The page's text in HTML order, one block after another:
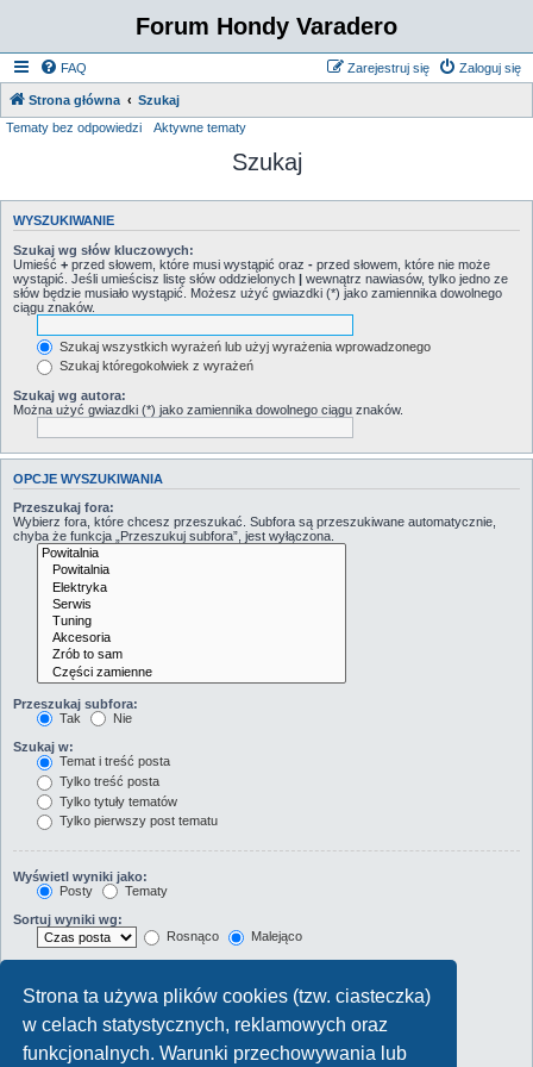
Strona ta używa plików cookies (tzw. ciasteczka)
w celach statystycznych, reklamowych oraz
funkcjonalnych. Warunki przechowywania lub
Forum Hondy Varadero
FAQ Zaloguj się
Zarejestruj się
Strona główna
Szukaj
Tematy bez odpowiedzi
Aktywne tematy
Szukaj
WYSZUKIWANIE
Szukaj wg słów kluczowych:
Umieść + przed słowem, które musi wystąpić oraz - przed słowem, które nie może
wystąpić. Jeśli umieścisz listę słów oddzielonych | wewnątrz nawiasów, tylko jedno ze
słów będzie musiało wystąpić. Możesz użyć gwiazdki (*) jako zamiennika dowolnego
ciągu znaków.
Szukaj wszystkich wyrażeń lub użyj wyrażenia wprowadzonego
Szukaj któregokolwiek z wyrażeń
Szukaj wg autora:
Można użyć gwiazdki (*) jako zamiennika dowolnego ciągu znaków.
OPCJE WYSZUKIWANIA
Przeszukaj fora:
Wybierz fora, które chcesz przeszukać. Subfora są przeszukiwane automatycznie,
chyba że funkcja „Przeszukuj subfora”, jest wyłączona.
Przeszukaj subfora:
Tak
Nie
Szukaj w:
Temat i treść posta
Tylko treść posta
Tylko tytuły tematów
Tylko pierwszy post tematu
Wyświetl wyniki jako:
Posty
Tematy
Sortuj wyniki wg:
Rosnąco
Malejąco
Wyświetl pierwsze:
Ustaw 0, aby wyświetlić cały post.
znaków w poście